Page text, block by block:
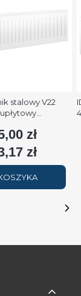
stalowy V22
RAL9016
zł
zł